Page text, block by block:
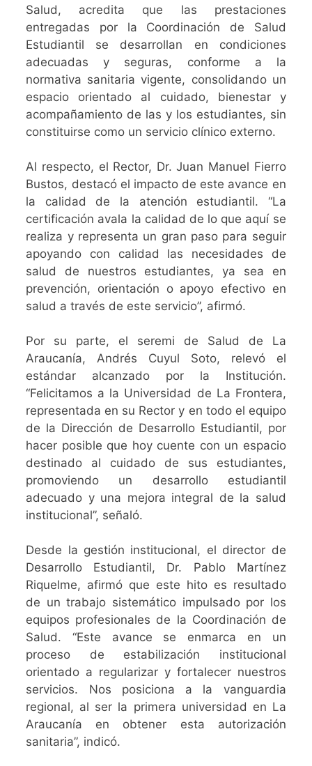
Salud, acredita que las prestaciones
entregadas por la Coordinación de Salud
Estudiantil se desarrollan en condiciones
adecuadas y seguras, conforme a la
normativa sanitaria vigente, consolidando un
espacio orientado al cuidado, bienestar y
acompañamiento de las y los estudiantes, sin
constituirse como un servicio clínico externo.
Al respecto, el Rector, Dr. Juan Manuel Fierro
Bustos, destacó el impacto de este avance en
la calidad de la atención estudiantil. “La
certificación avala la calidad de lo que aquí se
realiza y representa un gran paso para seguir
apoyando con calidad las necesidades de
salud de nuestros estudiantes, ya sea en
prevención, orientación o apoyo efectivo en
salud a través de este servicio”, afirmó.
Por su parte, el seremi de Salud de La
Araucanía, Andrés Cuyul Soto, relevó el
estándar alcanzado por la Institución.
“Felicitamos a la Universidad de La Frontera,
representada en su Rector y en todo el equipo
de la Dirección de Desarrollo Estudiantil, por
hacer posible que hoy cuente con un espacio
destinado al cuidado de sus estudiantes,
promoviendo un desarrollo estudiantil
adecuado y una mejora integral de la salud
institucional”, señaló.
Desde la gestión institucional, el director de
Desarrollo Estudiantil, Dr. Pablo Martínez
Riquelme, afirmó que este hito es resultado
de un trabajo sistemático impulsado por los
equipos profesionales de la Coordinación de
Salud. “Este avance se enmarca en un
proceso de estabilización institucional
orientado a regularizar y fortalecer nuestros
servicios. Nos posiciona a la vanguardia
regional, al ser la primera universidad en La
Araucanía en obtener esta autorización
sanitaria”, indicó.